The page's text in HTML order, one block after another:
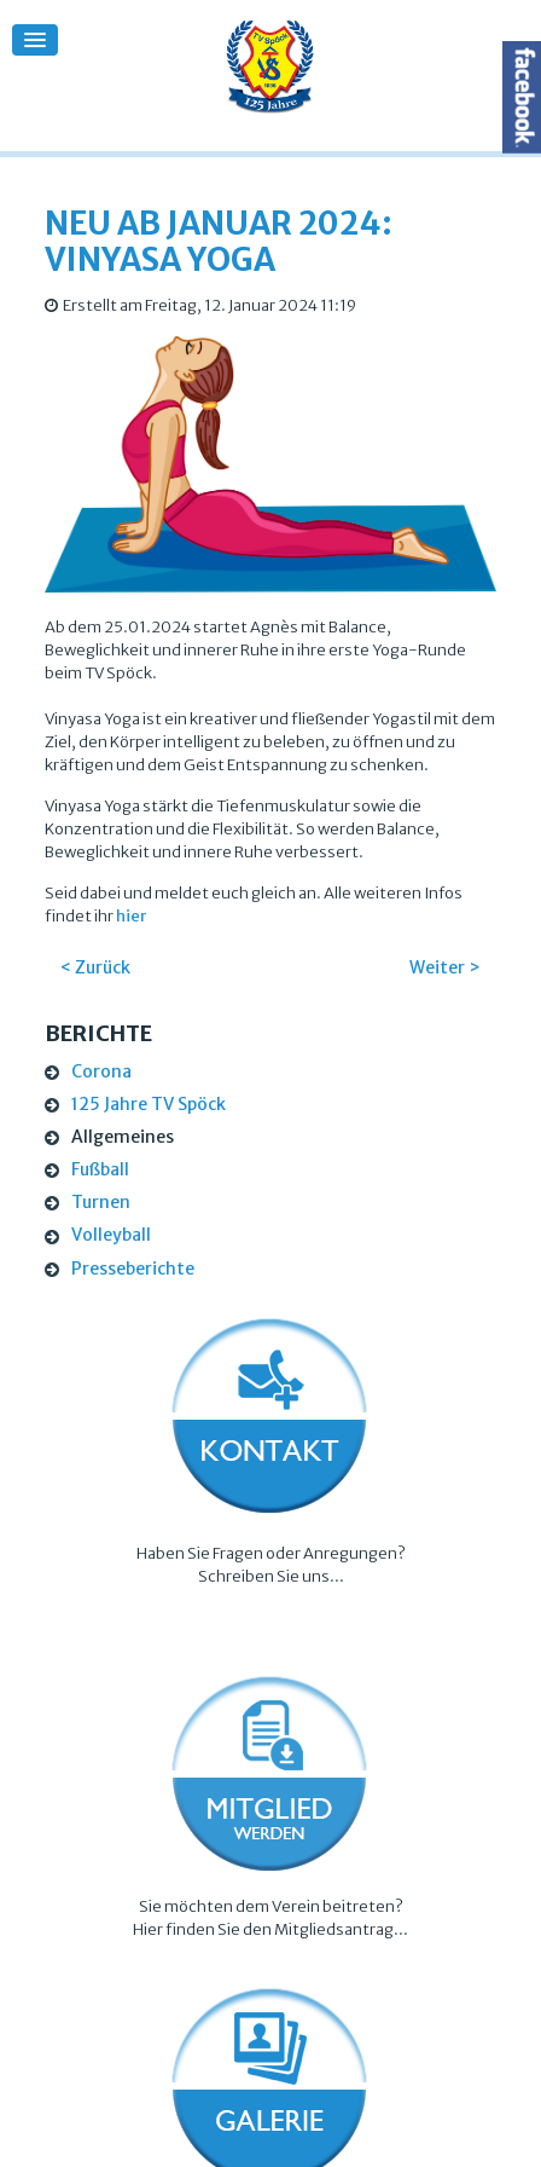
NEU AB JANUAR 2024:
VINYASA YOGA
Erstellt am Freitag, 12. Januar 2024 11:19
Ab dem 25.01.2024 startet Agnès mit Balance,
Beweglichkeit und innerer Ruhe in ihre erste Yoga-Runde
beim TV Spöck.
Vinyasa Yoga ist ein kreativer und fließender Yogastil mit dem
Ziel, den Körper intelligent zu beleben, zu öffnen und zu
kräftigen und dem Geist Entspannung zu schenken.
Vinyasa Yoga stärkt die Tiefenmuskulatur sowie die
Konzentration und die Flexibilität. So werden Balance,
Beweglichkeit und innere Ruhe verbessert.
Seid dabei und meldet euch gleich an. Alle weiteren Infos
findet ihrhier
< Zurück Weiter >
BERICHTE
Corona
125 Jahre TV Spöck
Allgemeines
Fußball
Turnen
Volleyball
Presseberichte
Haben Sie Fragen oder Anregungen?
Schreiben Sie uns...
Sie möchten dem Verein beitreten?
Hier finden Sie den Mitgliedsantrag...